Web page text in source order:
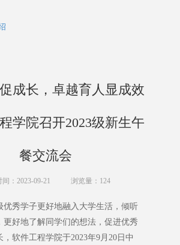
成长，卓越育人显成效
程学院召开2023级新生午
餐交流会
：2023-09-21 浏览量： 124
优秀学子更好地融入大学生活，倾听
更好地了解同学们的想法，促进优秀
软件工程学院于2023年9月20日中